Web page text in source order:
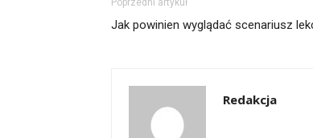
Poprzedni artykuł
Jak powinien wyglądać scenariusz
Redakcja